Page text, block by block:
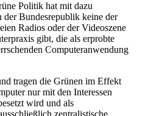
Politik hat mit dazu
der Bundesrepublik keine der
Radios oder der Videoszene
gibt, die als erprobte
Computeranwendung
tragen die Grünen im Effekt
nur mit den Interessen
wird und als